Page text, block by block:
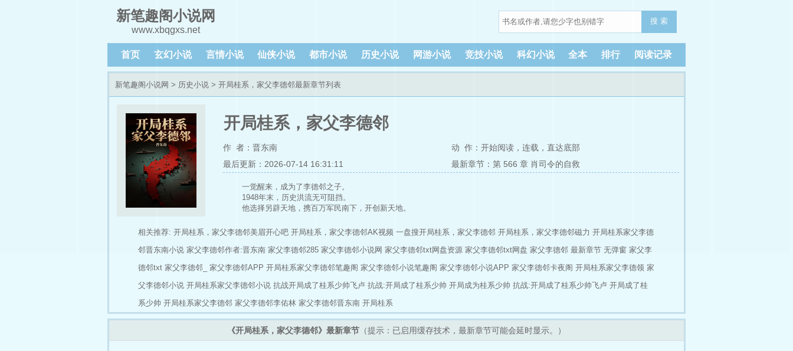
新笔趣阁小说网
www.xbqgxs.net
搜 索
首页 玄幻小说 言情小说 仙侠小说 都市小说 历史小说 网游小说 竞技小说 科幻小说 全本 排行 阅读记录
新笔趣阁小说网 > 历史小说 > 开局桂系，家父李德邻最新章节列表
开局桂系，家父李德邻
作 者：晋东南 动 作： 开始阅读，连载， 直达底部
最后更新：2026-07-14 16:31:11
最新章节：第 566 章 肖司令的自救
一觉醒来，成为了李德邻之子。
1948年末，历史洪流无可阻挡。
他选择另辟天地，携百万军民南下，开创新天地。
这一次，他要在这片三熟稻米的丰饶之地，创下一个偌大的基业。
相关推荐: 开局桂系，家父李德邻美眉开心吧 开局桂系，家父李德邻AK视频 一盘搜开局桂系，家父李德邻 开局桂系，家父李德邻磁力 开局桂系家父李德
邻晋东南小说 家父李德邻作者:晋东南 家父李德邻285 家父李德邻小说网 家父李德邻txt网盘资源 家父李德邻txt网盘 家父李德邻 最新章节 无弹窗 家父李
德邻txt 家父李德邻_ 家父李德邻APP 开局桂系家父李德邻笔趣阁 家父李德邻小说笔趣阁 家父李德邻小说APP 家父李德邻卡夜阁 开局桂系家父李德领 家
父李德邻小说 开局桂系家父李德邻小说 抗战开局成了桂系少帅飞卢 抗战:开局成了桂系少帅 开局成为桂系少帅 抗战:开局成了桂系少帅飞卢 开局成了桂
系少帅 开局桂系家父李德邻 家父李德邻李佑林 家父李德邻晋东南 开局桂系
《开局桂系，家父李德邻》最新章节 （提示：已启用缓存技术，最新章节可能会延时显示。）